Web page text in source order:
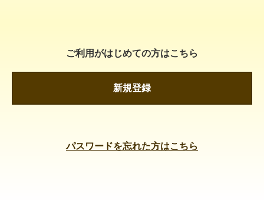
ご利用がはじめての方はこちら
新規登録
パスワードを忘れた方はこちら